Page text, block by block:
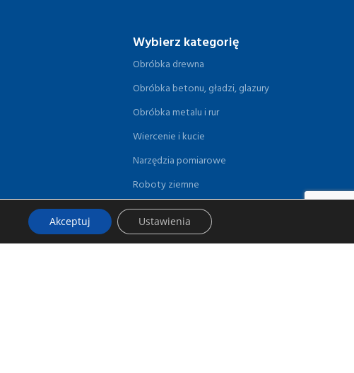
Wybierz kategorię
Obróbka drewna
Obróbka betonu, gładzi, glazury
Obróbka metalu i rur
Wiercenie i kucie
Narzędzia pomiarowe
Roboty ziemne
Energia, powietrze
Osuszanie
Akceptuj Ustawienia